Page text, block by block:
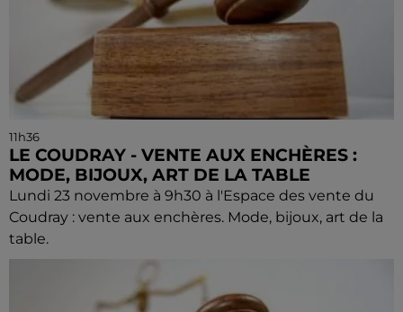
11h36
LE COUDRAY - VENTE AUX ENCHÈRES :
MODE, BIJOUX, ART DE LA TABLE
Lundi 23 novembre à 9h30 à l'Espace des vente du
Coudray : vente aux enchères. Mode, bijoux, art de la
table.